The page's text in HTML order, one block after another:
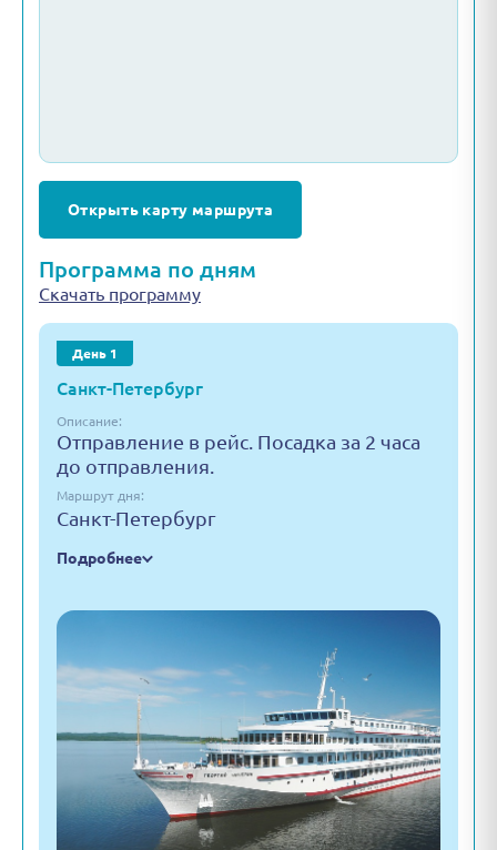
Открыть карту маршрута
Программа по дням
Скачать программу
День 1
Санкт-Петербург
Описание:
Отправление в рейс. Посадка за 2 часа
до отправления.
Маршрут дня:
Санкт-Петербург
Подробнее